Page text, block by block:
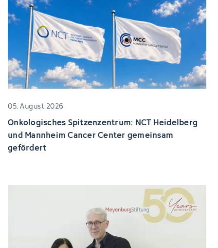
05. August 2026
Onkologisches Spitzenzentrum: NCT Heidelberg
und Mannheim Cancer Center gemeinsam
gefördert